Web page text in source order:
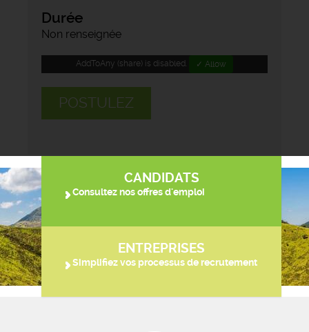
Durée
Non renseignée
AddToAny (share) is disabled. ✓ Allow
POSTULEZ
CANDIDATS
Consultez nos offres d'emploi
ENTREPRISES
Simplifiez vos processus de recrutement